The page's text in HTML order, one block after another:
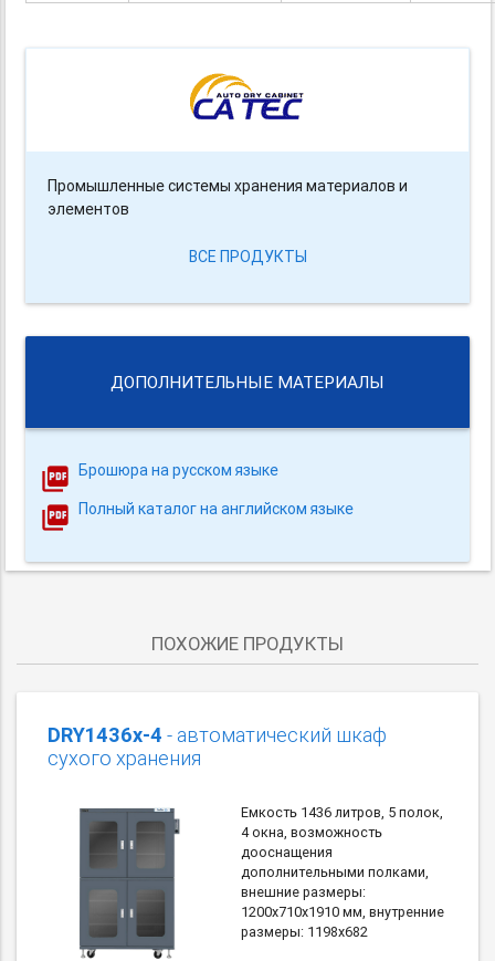
Промышленные системы хранения материалов и
элементов
ВСЕ ПРОДУКТЫ
ДОПОЛНИТЕЛЬНЫЕ МАТЕРИАЛЫ
Брошюра на русском языке
Полный каталог на английском языке
ПОХОЖИЕ ПРОДУКТЫ
DRY1436x-4 - автоматический шкаф
сухого хранения
Емкость 1436 литров, 5 полок,
4 окна, возможность
дооснащения
дополнительными полками,
внешние размеры:
1200х710х1910 мм, внутренние
размеры: 1198х682